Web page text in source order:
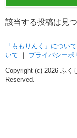
該当する投稿は見
「ももりんく」について
いて
プライバシーポ
Copyright (c) 2026 ふく
Reserved.